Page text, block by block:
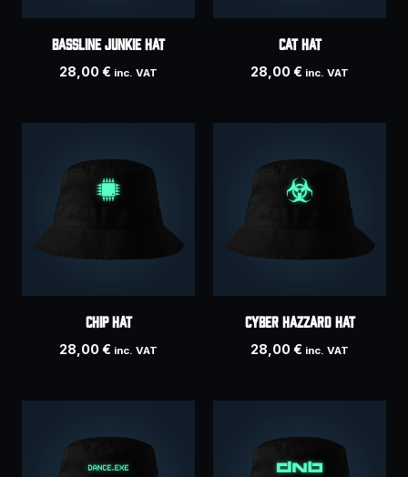
BASSLINE JUNKIE hat
28,00€ inc. VAT
CAT hat
28,00€ inc. VAT
CHIP hat
28,00€ inc. VAT
CYBER HAZZARD hat
28,00€ inc. VAT